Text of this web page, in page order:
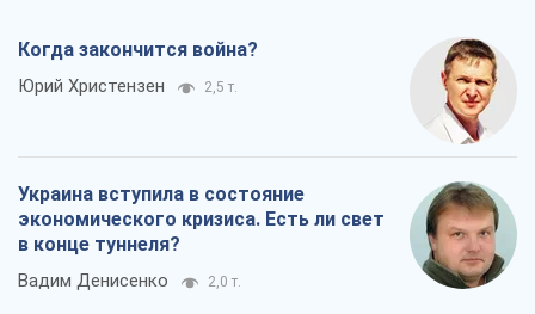
Когда закончится война?
Юрий Христензен 2,5 т.
Украина вступила в состояние
экономического кризиса. Есть ли свет
в конце туннеля?
Вадим Денисенко 2,0 т.